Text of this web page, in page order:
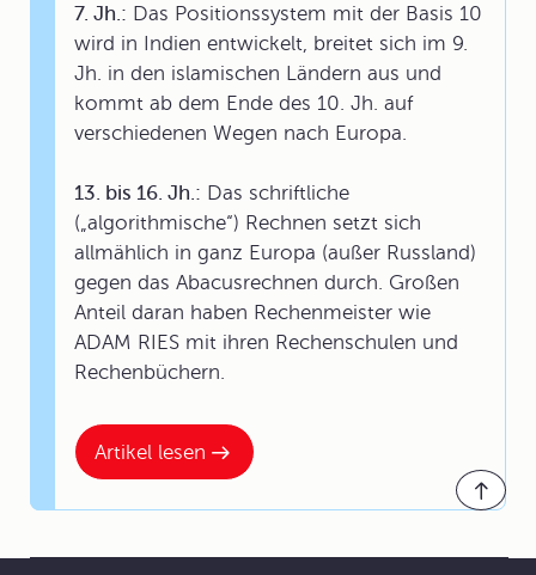
Artikel lesen
7. Jh.: Das Positionssystem mit der Basis 10
wird in Indien entwickelt, breitet sich im 9.
Jh. in den islamischen Ländern aus und
kommt ab dem Ende des 10. Jh. auf
verschiedenen Wegen nach Europa.
13. bis 16. Jh.: Das schriftliche
(„algorithmische“) Rechnen setzt sich
allmählich in ganz Europa (außer Russland)
gegen das Abacusrechnen durch. Großen
Anteil daran haben Rechenmeister wie
ADAM RIES mit ihren Rechenschulen und
Rechenbüchern.